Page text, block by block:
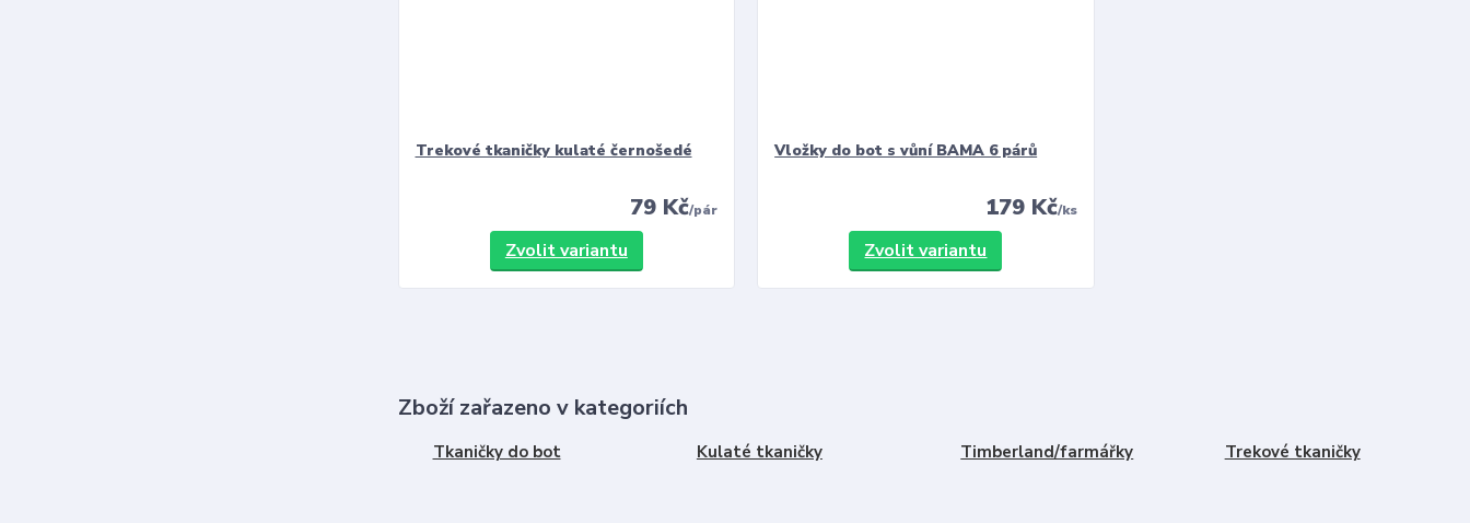
Trekové tkaničky kulaté černošedé
79 Kč/pár
Zvolit variantu
Vložky do bot s vůní BAMA 6 párů
179 Kč/ks
Zvolit variantu
Zboží zařazeno v kategoriích
Tkaničky do bot Kulaté tkaničky Timberland/farmářky Trekové tkaničky